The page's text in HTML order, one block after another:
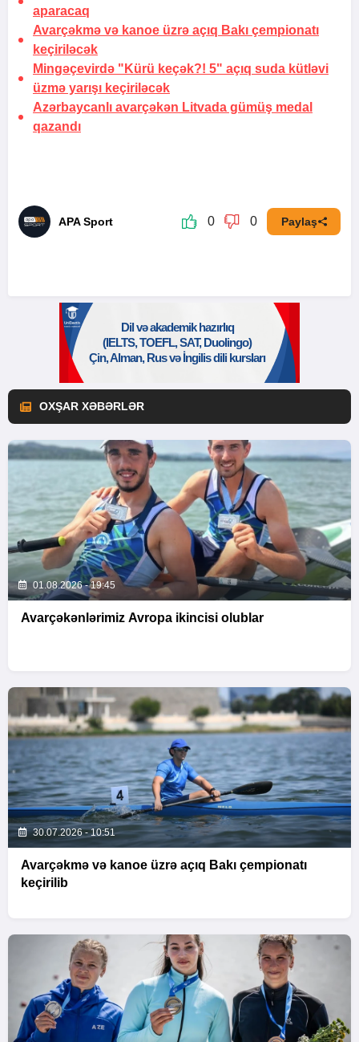
aparacaq
Avarçəkmə və kanoe üzrə açıq Bakı çempionatı
keçiriləcək
Mingəçevirdə "Kürü keçək?! 5" açıq suda kütləvi
üzmə yarışı keçiriləcək
Azərbaycanlı avarçəkən Litvada gümüş medal
qazandı
APA Sport 0 0 Paylaş
OXŞAR XƏBƏRLƏR
01.08.2026 - 19:45
Avarçəkənlərimiz Avropa ikincisi olublar
30.07.2026 - 10:51
Avarçəkmə və kanoe üzrə açıq Bakı çempionatı
keçirilib